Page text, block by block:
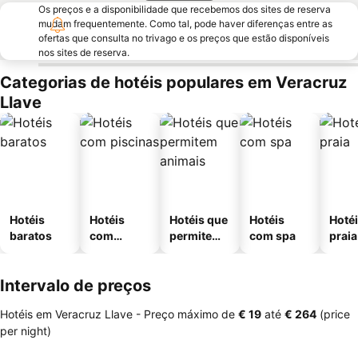
Os preços e a disponibilidade que recebemos dos sites de reserva
mudam frequentemente. Como tal, pode haver diferenças entre as
ofertas que consulta no trivago e os preços que estão disponíveis
nos sites de reserva.
Categorias de hotéis populares em Veracruz
Llave
Hotéis
baratos
Hotéis
com
Hotéis que
permitem
Hotéis
com spa
praia
Intervalo de preços
Hotéis em Veracruz Llave - Preço máximo de ‎€ 19 até ‎€ 264 (price
per night)